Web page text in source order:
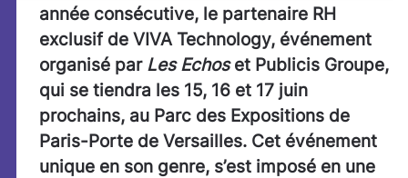
année consécutive, le partenaire RH
exclusif de VIVA Technology, événement
organisé par Les Echoset Publicis Groupe,
qui se tiendra les 15, 16 et 17 juin
prochains, au Parc des Expositions de
Paris-Porte de Versailles. Cet événement
unique en son genre, s’est imposé en une